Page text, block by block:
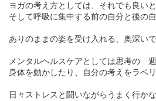
ヨガの考え方としては、それでも良い
そして呼吸に集中する前の自分と後の
ありのままの姿を受け入れる、奥深いで
メンタルヘルスケアとしては思考の゙
身体を動かしたり、自分の考えをラベ
日々ストレスと闘いながらうまく行か